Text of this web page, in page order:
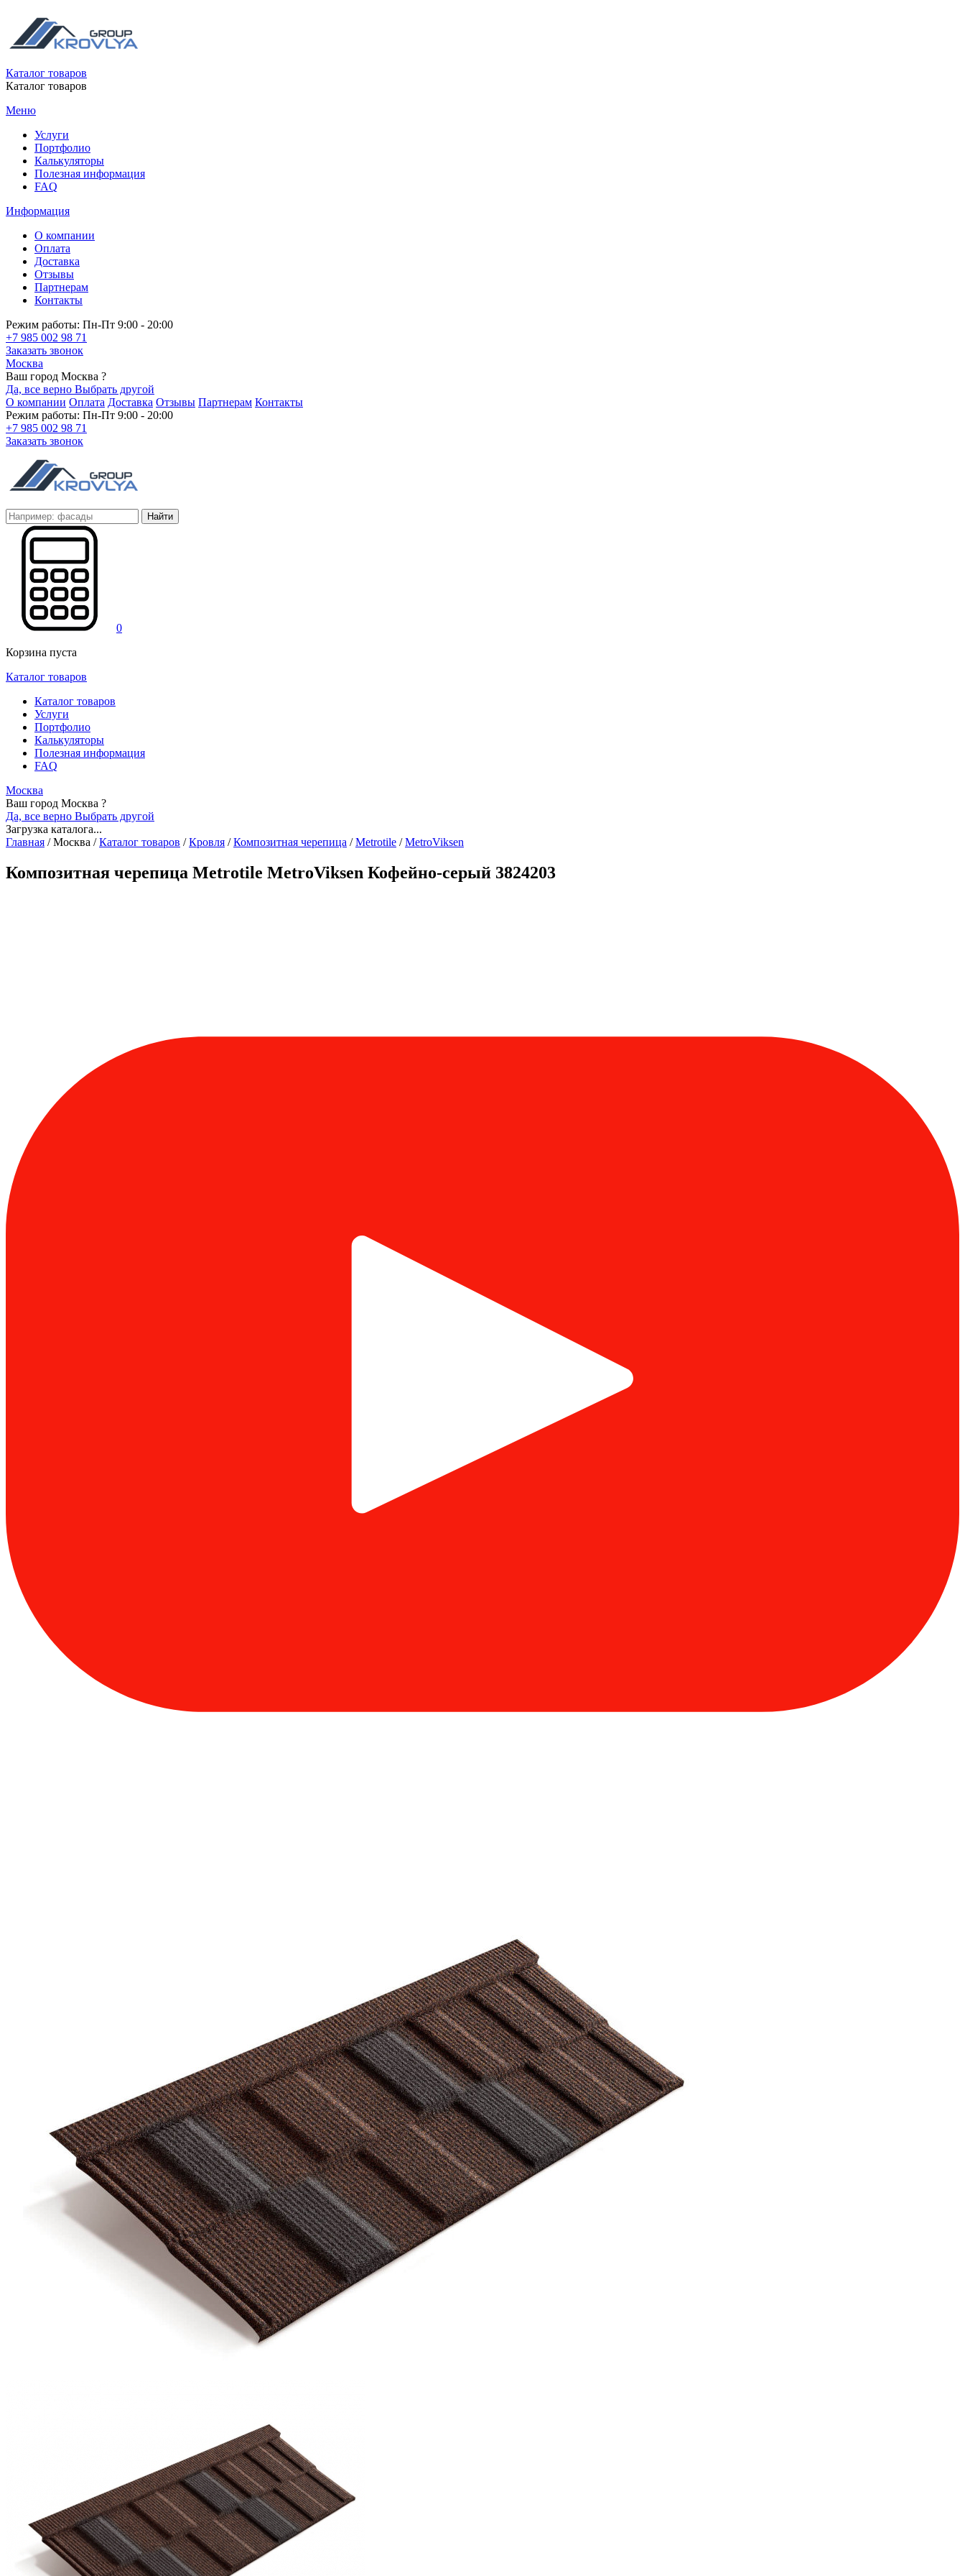
Каталог товаров
Каталог товаров
Меню
Услуги
Портфолио
Калькуляторы
Полезная информация
FAQ
Информация
О компании
Оплата
Доставка
Отзывы
Партнерам
Контакты
Режим работы: Пн-Пт 9:00 - 20:00
+7 985 002 98 71
Заказать звонок
Москва
Ваш город Москва ?
Да, все верно Выбрать другой
О компании Оплата Доставка Отзывы Партнерам Контакты
Режим работы: Пн-Пт 9:00 - 20:00
+7 985 002 98 71
Заказать звонок
Найти
0
Корзина пуста
Каталог товаров
Каталог товаров
Услуги
Портфолио
Калькуляторы
Полезная информация
FAQ
Москва
Ваш город Москва ?
Да, все верно Выбрать другой
Загрузка каталога...
Главная /Москва / Каталог товаров / Кровля / Композитная черепица / Metrotile / MetroViksen
Композитная черепица Metrotile MetroViksen Кофейно-серый 3824203